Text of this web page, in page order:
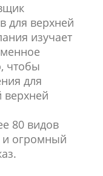
для верхней
изучает
чтобы
для
верхней
80 видов
и огромный